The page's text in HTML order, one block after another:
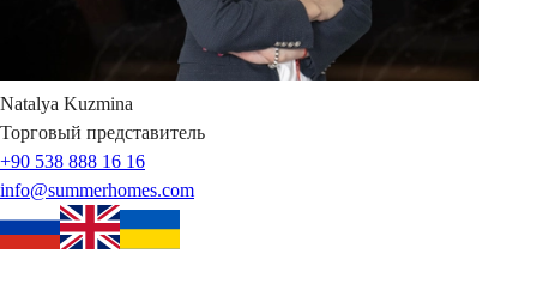
Natalya Kuzmina
Торговый представитель
+90 538 888 16 16
info@summerhomes.com